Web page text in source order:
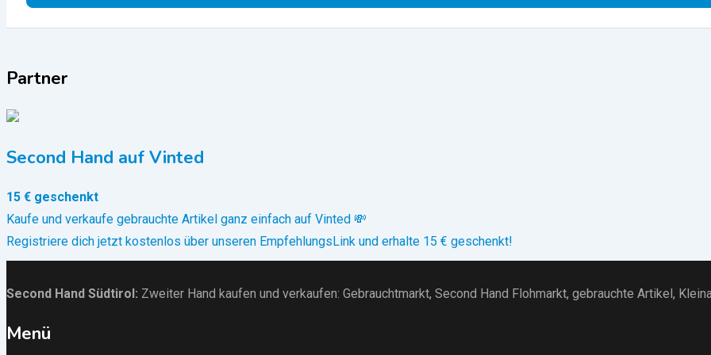
Partner
Second Hand auf Vinted
15 € geschenkt
Kaufe und verkaufe gebrauchte Artikel ganz einfach auf Vinted 💸
Registriere dich jetzt kostenlos über unseren EmpfehlungsLink und erhalte 15 € geschenkt!
Second Hand Südtirol : Zweiter Hand kaufen und verkaufen: Gebrauchtmarkt, Second Hand Flohmarkt, gebrauchte Artikel ,
Menü